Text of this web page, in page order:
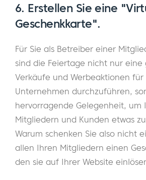
6. Erstellen Sie eine
Geschenkkarte".
Für Sie als Betreiber einer
sind die Feiertage nicht nur eine
Verkäufe und Werbeaktionen für
Unternehmen durchzuführen,
hervorragende Gelegenheit, um
Mitgliedern und Kunden etwas
Warum schenken Sie also nicht
allen Ihren Mitgliedern einen
den sie auf Ihrer Website